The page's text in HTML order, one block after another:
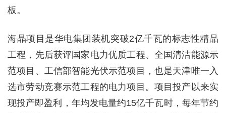
板。
海晶项目是华电集团装机突破2亿千瓦的标志性精品
工程，先后获评国家电力优质工程、全国清洁能源示
范项目、工信部智能光伏示范项目，也是天津唯一入
选市劳动竞赛示范工程的电力项目。项目投产以来实
现投产即盈利，年均发电量约15亿千瓦时，每年节约